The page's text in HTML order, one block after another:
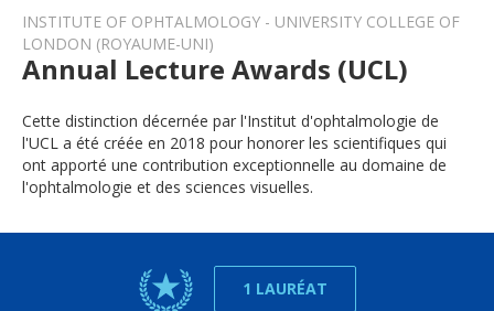
INSTITUTE OF OPHTALMOLOGY - UNIVERSITY COLLEGE OF
LONDON (ROYAUME-UNI)
Annual Lecture Awards (UCL)
Cette distinction décernée par l'Institut d'ophtalmologie de
l'UCL a été créée en 2018 pour honorer les scientifiques qui
ont apporté une contribution exceptionnelle au domaine de
l'ophtalmologie et des sciences visuelles.
1 LAURÉAT